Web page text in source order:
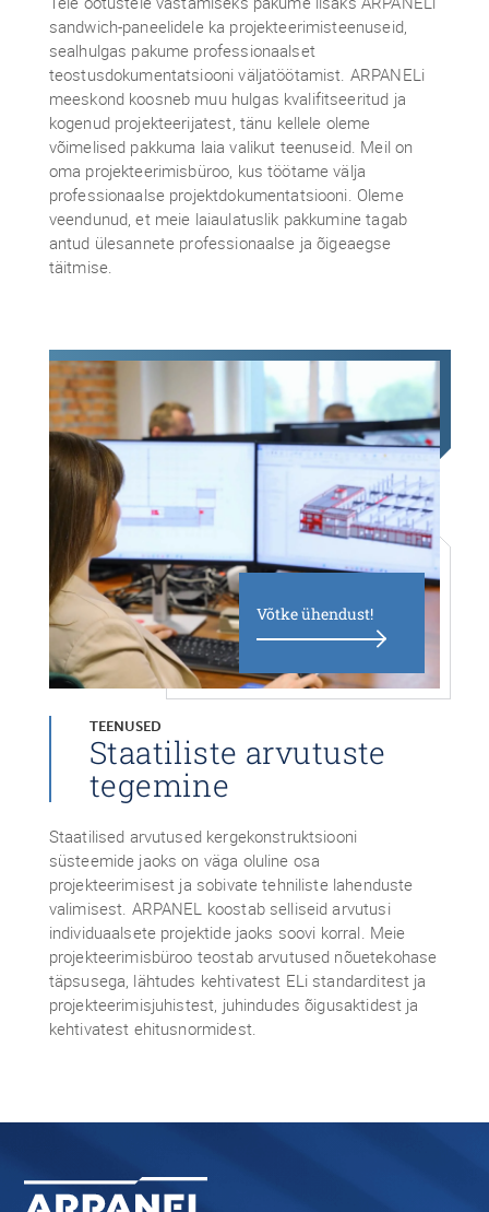
sandwich-paneelidele ka projekteerimisteenuseid,
sealhulgas pakume professionaalset
teostusdokumentatsiooni väljatöötamist. ARPANELi
meeskond koosneb muu hulgas kvalifitseeritud ja
kogenud projekteerijatest, tänu kellele oleme
võimelised pakkuma laia valikut teenuseid. Meil on
oma projekteerimisbüroo, kus töötame välja
professionaalse projektdokumentatsiooni. Oleme
veendunud, et meie laiaulatuslik pakkumine tagab
antud ülesannete professionaalse ja õigeaegse
täitmise.
Võtke ühendust!
TEENUSED
Staatiliste arvutuste
tegemine
Staatilised arvutused kergekonstruktsiooni
süsteemide jaoks on väga oluline osa
projekteerimisest ja sobivate tehniliste lahenduste
valimisest. ARPANEL koostab selliseid arvutusi
individuaalsete projektide jaoks soovi korral. Meie
projekteerimisbüroo teostab arvutused nõuetekohase
täpsusega, lähtudes kehtivatest ELi standarditest ja
projekteerimisjuhistest, juhindudes õigusaktidest ja
kehtivatest ehitusnormidest.